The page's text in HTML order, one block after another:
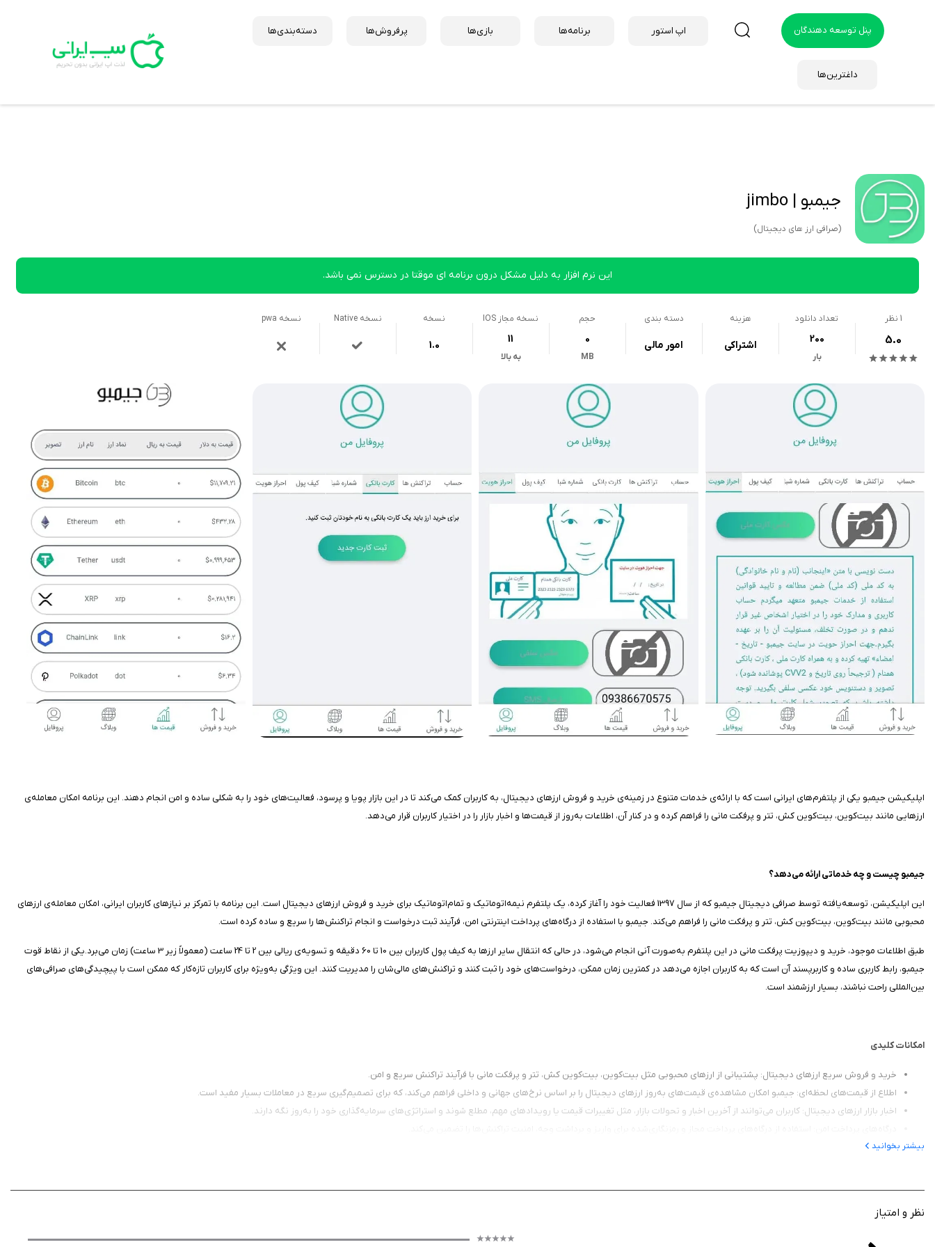
پنل توسعه دهندگان اپ استور برنامه‌ها بازی‌ها پرفروش‌ها دسته‌بندی‌ها
داغترین‌ها
جیمبو | jimbo
(صرافی ارز های دیجیتال)
این نرم افزار به دلیل مشکل درون برنامه ای موقتا در دسترس نمی باشد.
1 نظر
5.0
تعداد دانلود
200
بار
هزینه
اشتراکی
دسته بندی
امور مالی
حجم
0
MB
نسخه مجاز IOS
11
به بالا
نسخه
1.0
نسخه Native نسخه pwa
اپلیکیشن جیمبو یکی از پلتفرم‌های ایرانی است که با ارائه‌ی خدمات متنوع در زمینه‌ی خرید و فروش ارزهای دیجیتال، به کاربران کمک می‌کند تا در این بازار پویا و پرسود، فعالیت‌های خود را به شکلی ساده و امن انجام دهند. این برنامه امکان معامله‌ی
ارزهایی مانند بیت‌کوین، بیت‌کوین کش، تتر و پرفکت مانی را فراهم کرده و در کنار آن، اطلاعات به‌روز از قیمت‌ها و اخبار بازار را در اختیار کاربران قرار می‌دهد.
جیمبو چیست و چه خدماتی ارائه می‌دهد؟
این اپلیکیشن، توسعه‌یافته توسط صرافی دیجیتال جیمبو که از سال 1397 فعالیت خود را آغاز کرده، یک پلتفرم نیمه‌اتوماتیک و تمام‌اتوماتیک برای خرید و فروش ارزهای دیجیتال است. این برنامه با تمرکز بر نیازهای کاربران ایرانی، امکان معامله‌ی ارزهای
محبوبی مانند بیت‌کوین، بیت‌کوین کش، تتر و پرفکت مانی را فراهم می‌کند. جیمبو با استفاده از درگاه‌های پرداخت اینترنتی امن، فرآیند ثبت درخواست و انجام تراکنش‌ها را سریع و ساده کرده است.
طبق اطلاعات موجود، خرید و دیپوزیت پرفکت مانی در این پلتفرم به‌صورت آنی انجام می‌شود، در حالی که انتقال سایر ارزها به کیف پول کاربران بین 10 تا 60 دقیقه و تسویه‌ی ریالی بین 2 تا 24 ساعت (معمولاً زیر 3 ساعت) زمان می‌برد.یکی از نقاط قوت
جیمبو، رابط کاربری ساده و کاربرپسند آن است که به کاربران اجازه می‌دهد در کمترین زمان ممکن، درخواست‌های خود را ثبت کنند و تراکنش‌های مالی‌شان را مدیریت کنند. این ویژگی به‌ویژه برای کاربران تازه‌کار که ممکن است با پیچیدگی‌های صرافی‌های
بین‌المللی راحت نباشند، بسیار ارزشمند است.
امکانات کلیدی
خرید و فروش سریع ارزهای دیجیتال: پشتیبانی از ارزهای محبوبی مثل بیت‌کوین، بیت‌کوین کش، تتر و پرفکت مانی با فرآیند تراکنش سریع و امن.
اطلاع از قیمت‌های لحظه‌ای: جیمبو امکان مشاهده‌ی قیمت‌های به‌روز ارزهای دیجیتال را بر اساس نرخ‌های جهانی و داخلی فراهم می‌کند، که برای تصمیم‌گیری سریع در معاملات بسیار مفید است.
اخبار بازار ارزهای دیجیتال: کاربران می‌توانند از آخرین اخبار و تحولات بازار، مثل تغییرات قیمت یا رویدادهای مهم، مطلع شوند و استراتژی‌های سرمایه‌گذاری خود را به‌روز نگه دارند.
پشتیبانی از کیف پول دیجیتال: امکان واریز ارزهای دیجیتال به کیف پول کاربران از طریق کد کیف پول، که فرآیند انتقال را ساده‌تر می‌کند.بیشتر بخوانید
نظر و امتیاز